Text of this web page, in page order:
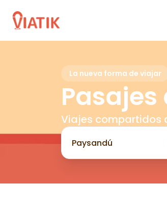
La nueva forma de viajar
Viajes compartidos